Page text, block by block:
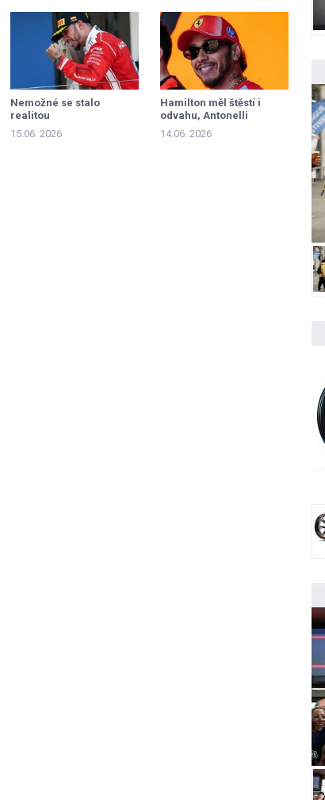
Nemožné se stalo
realitou
15.06. 2026
Hamilton měl štěstí i
odvahu, Antonelli
pořádnou smůlu
14.06. 2026